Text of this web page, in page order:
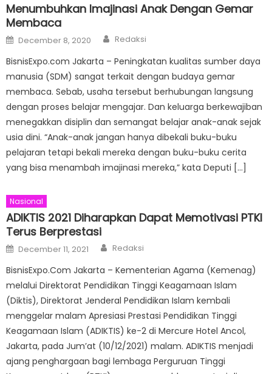
Menumbuhkan Imajinasi Anak Dengan Gemar
Membaca
Posted
on
December 8, 2020 Author
Redaksi
BisnisExpo.com Jakarta – Peningkatan kualitas sumber daya
manusia (SDM) sangat terkait dengan budaya gemar
membaca. Sebab, usaha tersebut berhubungan langsung
dengan proses belajar mengajar. Dan keluarga berkewajiban
menegakkan disiplin dan semangat belajar anak-anak sejak
usia dini. “Anak-anak jangan hanya dibekali buku-buku
pelajaran tetapi bekali mereka dengan buku-buku cerita
yang bisa menambah imajinasi mereka,” kata Deputi […]
Nasional
ADIKTIS 2021 Diharapkan Dapat Memotivasi PTKI
Terus Berprestasi
Posted
on
December 11, 2021 Author
Redaksi
BisnisExpo.Com Jakarta – Kementerian Agama (Kemenag)
melalui Direktorat Pendidikan Tinggi Keagamaan Islam
(Diktis), Direktorat Jenderal Pendidikan Islam kembali
menggelar malam Apresiasi Prestasi Pendidikan Tinggi
Keagamaan Islam (ADIKTIS) ke-2 di Mercure Hotel Ancol,
Jakarta, pada Jum’at (10/12/2021) malam. ADIKTIS menjadi
ajang penghargaan bagi lembaga Perguruan Tinggi